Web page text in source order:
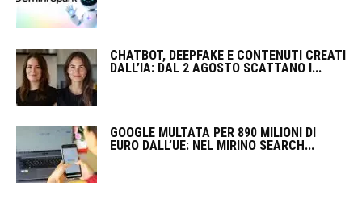
CHATBOT, DEEPFAKE E CONTENUTI CREATI
DALL’IA: DAL 2 AGOSTO SCATTANO I...
GOOGLE MULTATA PER 890 MILIONI DI
EURO DALL’UE: NEL MIRINO SEARCH...